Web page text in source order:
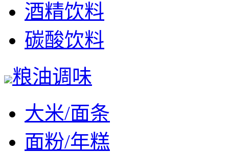
酒精饮料
碳酸饮料
粮油调味
大米/面条
面粉/年糕